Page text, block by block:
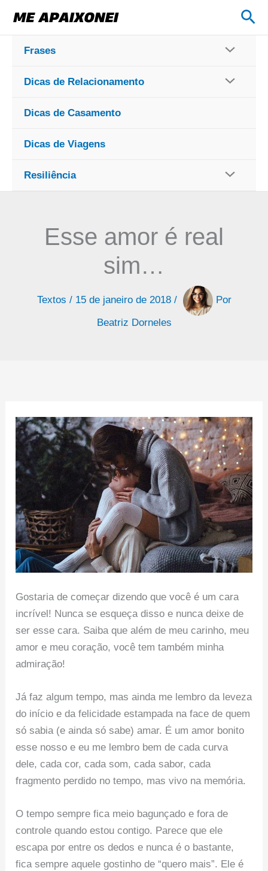
para
conteúdo
Frases
Dicas de Relacionamento
Dicas de Casamento
Dicas de Viagens
Resiliência
Esse amor é real
sim…
Textos / 15 de janeiro de 2018 /
Por
Beatriz Dorneles
Gostaria de começar dizendo que você é um cara
incrível! Nunca se esqueça disso e nunca deixe de
ser esse cara. Saiba que além de meu carinho, meu
amor e meu coração, você tem também minha
admiração!
Já faz algum tempo, mas ainda me lembro da leveza
do início e da felicidade estampada na face de quem
só sabia (e ainda só sabe) amar. É um amor bonito
esse nosso e eu me lembro bem de cada curva
dele, cada cor, cada som, cada sabor, cada
fragmento perdido no tempo, mas vivo na memória.
O tempo sempre fica meio bagunçado e fora de
controle quando estou contigo. Parece que ele
escapa por entre os dedos e nunca é o bastante,
fica sempre aquele gostinho de “quero mais”. Ele é